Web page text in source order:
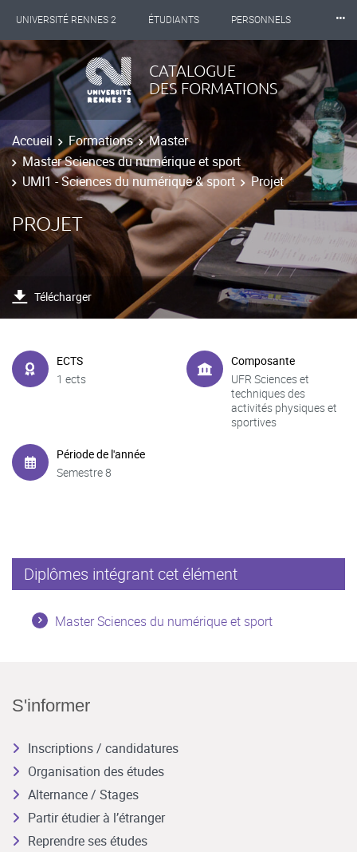
UNIVERSITÉ RENNES 2 ÉTUDIANTS PERSONNELS
INTERNATIONAL PROFESSIONNELS BIBLIOTHÈQUES
LES NOUVELLES DE RENNES 2
⸱⸱⸱
CATALOGUE
DES FORMATIONS
Accueil Formations
Master
Master Sciences du numérique et sport
UMI1 - Sciences du numérique & sport
Projet
PROJET
Télécharger
ECTS
1 ects
Composante
UFR Sciences et
techniques des
activités physiques et
sportives
Période de l'année
Semestre 8
Diplômes intégrant cet élément
Master Sciences du numérique et sport
S'informer
Inscriptions / candidatures
Organisation des études
Alternance / Stages
Partir étudier à l’étranger
Reprendre ses études